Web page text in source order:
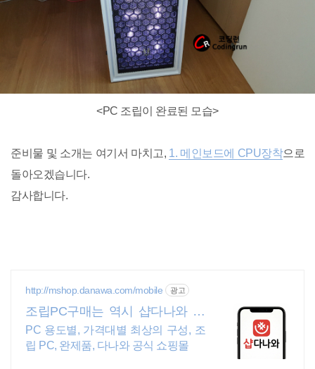
<PC 조립이 완료된 모습>
준비물 및 소개는 여기서 마치고, 1. 메인보드에 CPU장착으로
돌아오겠습니다.
감사합니다.
http://mshop.danawa.com/mobile 광고
조립PC구매는 역시 샵다나와 인
기 조립PC를 한눈에
PC 용도별, 가격대별 최상의 구성, 조
립 PC, 완제품, 다나와 공식 쇼핑몰